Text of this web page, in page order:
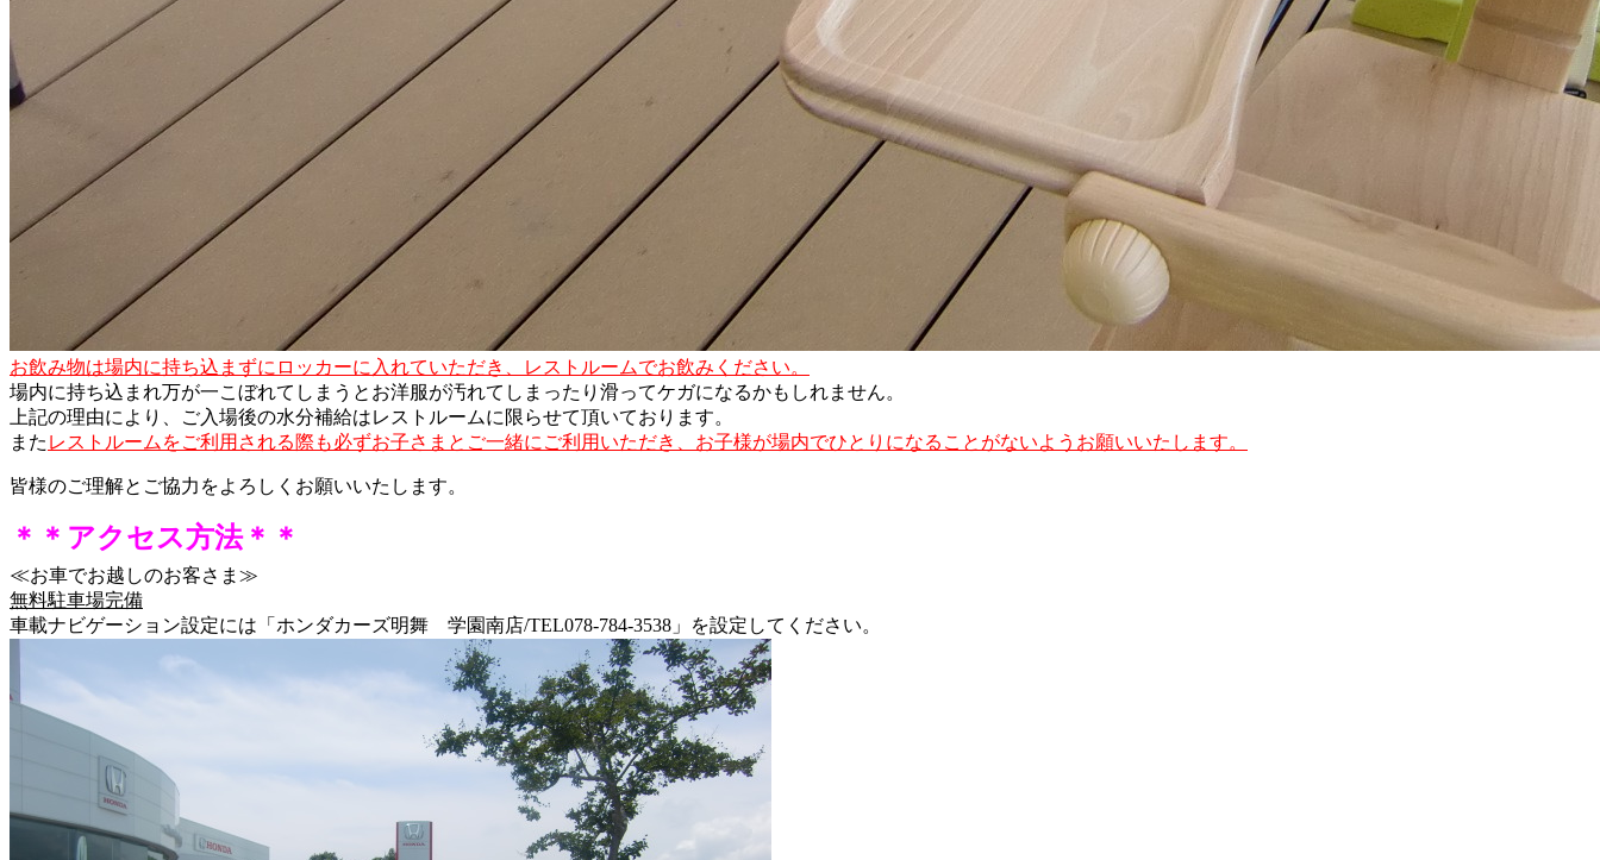
お飲み物は場内に持ち込まずにロッカーに入れていただき、レストルームでお飲みください。
場内に持ち込まれ万が一こぼれてしまうとお洋服が汚れてしまったり滑ってケガになるかもしれません。
上記の理由により、ご入場後の水分補給はレストルームに限らせて頂いております。
また レストルームをご利用される際も必ずお子さまとご一緒にご利用 いただき 、お子様が場内でひとりになることがないようお願いいたします。
皆様のご理解とご協力をよろしくお願いいたします。
＊＊アクセス方法＊＊
≪お車でお越しのお客さま≫
無料駐車場完備
車載ナビゲーション設定には「ホンダカーズ明舞 学園南店/TEL078-784-3538」を設定してください。